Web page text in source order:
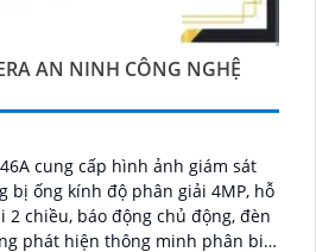
AN NINH CÔNG NGHỆ
cung cấp hình ảnh giám sát
bị ống kính độ phân giải 4MP, hỗ
chiều, báo động chủ động, đèn
phát hiện thông minh phân biệt